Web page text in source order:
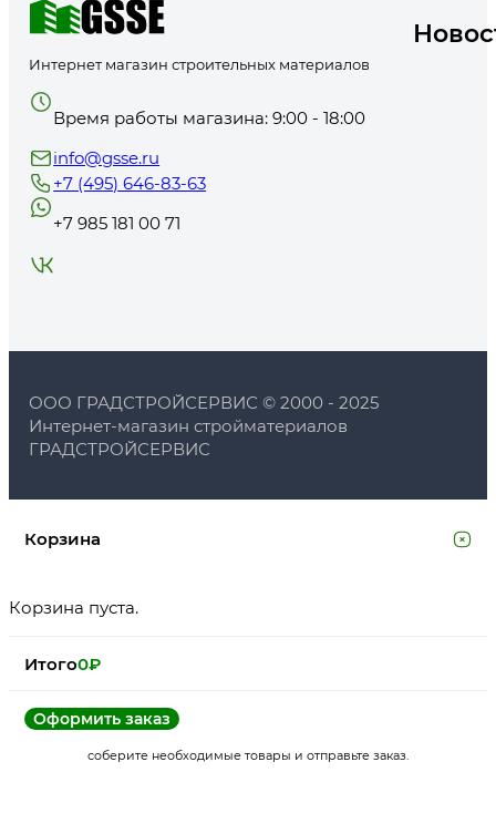
Интернет магазин строительных материалов
Время работы магазина: 9:00 - 18:00
info@gsse.ru
+7 (495) 646-83-63
+7 985 181 00 71
ООО ГРАДСТРОЙСЕРВИС © 2000 - 2025
Интернет-магазин стройматериалов
ГРАДСТРОЙСЕРВИС
Корзина
Корзина пуста.
Итого0₽
Оформить заказ
соберите необходимые товары и отправьте заказ.